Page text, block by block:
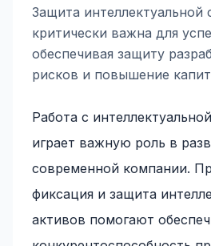
Защита интеллектуальной
критически важна для
обеспечивая защиту
рисков и повышение
Работа с
играет важную роль в
современной компании.
фиксация и защита
активов помогают